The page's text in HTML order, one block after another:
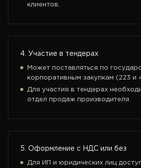
клиентов.
4. Участие в тендерах
Может поставляться по
корпоративным закупкам (223 и
Для участия в тендерах
отдел продаж производителя.
5. Оформление с НДС или без
Для ИП и юридических лиц